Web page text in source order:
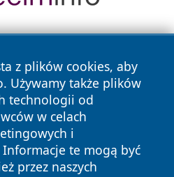
z plików cookies, aby
Używamy także plików
technologii od
w celach
i
Informacje te mogą być
przez naszych
Wszystkie prawa